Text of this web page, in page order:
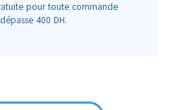
pour toute commande
400 DH.